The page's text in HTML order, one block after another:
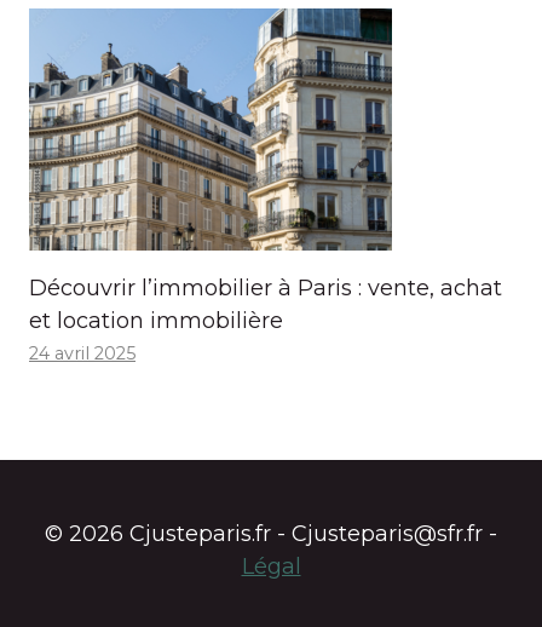
Découvrir l’immobilier à Paris : vente, achat
et location immobilière
24 avril 2025
© 2026 Cjusteparis.fr - Cjusteparis@sfr.fr -
Légal